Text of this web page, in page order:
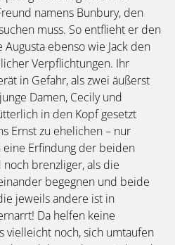
namens Bunbury, den
muss. So entflieht er den
ebenso wie Jack den
Verpflichtungen. Ihr
in Gefahr, als zwei äußerst
Damen, Cecily und
in den Kopf gesetzt
Ernst zu ehelichen – nur
Erfindung der beiden
brenzliger, als die
begegnen und beide
jeweils andere ist in
Da helfen keine
vielleicht noch, sich umtaufen